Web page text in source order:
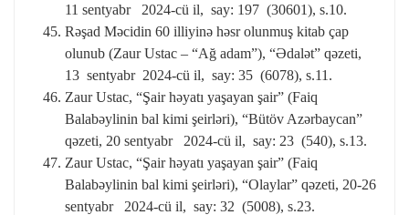
11 sentyabr 2024-cü il, say: 197 (30601), s.10.
Rəşad Məcidin 60 illiyinə həsr olunmuş kitab çap
olunub (Zaur Ustac – “Ağ adam”), “Ədalət” qəzeti,
13 sentyabr 2024-cü il, say: 35 (6078), s.11.
Zaur Ustac, “Şair həyatı yaşayan şair” (Faiq
Balabəylinin bal kimi şeirləri), “Bütöv Azərbaycan”
qəzeti, 20 sentyabr 2024-cü il, say: 23 (540), s.13.
Zaur Ustac, “Şair həyatı yaşayan şair” (Faiq
Balabəylinin bal kimi şeirləri), “Olaylar” qəzeti, 20-26
sentyabr 2024-cü il, say: 32 (5008), s.23.